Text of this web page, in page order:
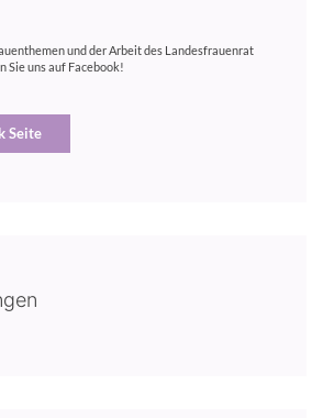
und der Arbeit des Landesfrauenrat
Sie uns auf Facebook!
Seite